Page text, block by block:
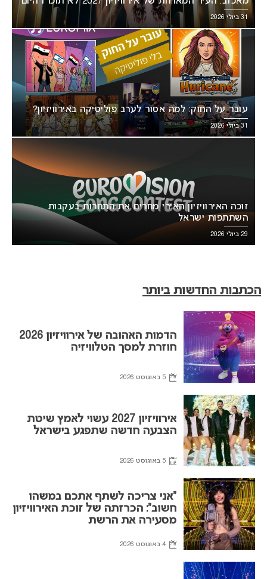
31 ביולי 2026
עובר על החוק: למה אסור לערב פוליטיקה באירוויזיון?
31 ביולי 2026
זוכה האירוויזיון האירי מחרים את התחרות בעקבות
השתתפות ישראל
29 ביולי 2026
הכתבות החדשות ביותר
הדמות האהובה של אירוויזיון 2026
חוזרת למסך הטלוויזיה
5 באוגוסט 2026
אירוויזיון 2027 עשוי לאמץ שיטת
הצבעה חדשה שתפגע בישראל
5 באוגוסט 2026
“אני צריכה לשתף אתכם במשהו
חשוב”: הכרזתה של זוכת האירוויזיון
מסעירה את הרשת
4 באוגוסט 2026